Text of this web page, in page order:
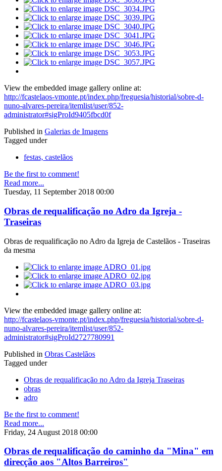
View the embedded image gallery online at:
http://fcastelaos-vmonte.pt/index.php/freguesia/historial/sobre-d-
nuno-alvares-pereira/itemlist/user/852-
administrator#sigProId9405fbcd0f
Published in Galerias de Imagens
Tagged under
festas, castelãos
Be the first to comment!
Read more...
Tuesday, 11 September 2018 00:00
Obras de requalificação no Adro da Igreja -
Traseiras
Obras de requalificação no Adro da Igreja de Castelãos - Traseiras
da mesma
View the embedded image gallery online at:
http://fcastelaos-vmonte.pt/index.php/freguesia/historial/sobre-d-
nuno-alvares-pereira/itemlist/user/852-
administrator#sigProId2727780991
Published in Obras Castelãos
Tagged under
Obras de requalificação no Adro da Igreja Traseiras
obras
adro
Be the first to comment!
Read more...
Friday, 24 August 2018 00:00
Obras de requalificação do caminho da "Mina" em
direcção aos "Altos Barreiros"